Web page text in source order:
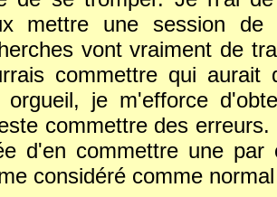
mettre une session
vont vraiment de
commettre qui aurait
orgueil, je m'efforce
commettre des
d'en commettre une
considéré comme